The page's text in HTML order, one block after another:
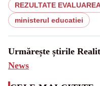
REZULTATE
ministerul educatiei
Urmărește știrile
News